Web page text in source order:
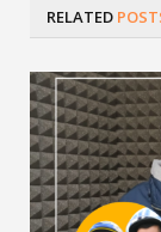
RELATED